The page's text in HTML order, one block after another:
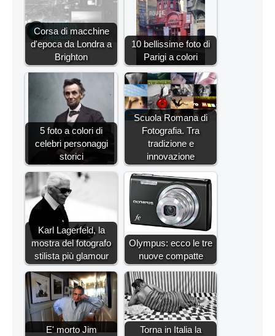
Corsa di macchine
d'epoca da Londra a
Brighton
10 bellissime foto di
Parigi a colori
5 foto a colori di
celebri personaggi
storici
Scuola Romana di
Fotografia. Tra
tradizione e
innovazione
Karl Lagerfeld, la
mostra del fotografo
stilista più glamour
Olympus: ecco le tre
nuove compatte
E' morto Jim
Torna in Italia la